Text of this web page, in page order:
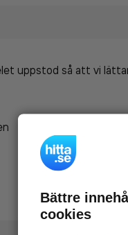
uppstod så att vi
Bättre
cookies